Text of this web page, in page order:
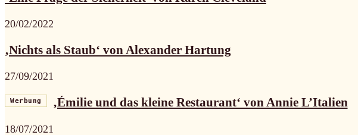
20/02/2022
‚Nichts als Staub‘ von Alexander Hartung
27/09/2021
Werbung ‚Émilie und das kleine Restaurant‘ von Annie L’Italien
18/07/2021